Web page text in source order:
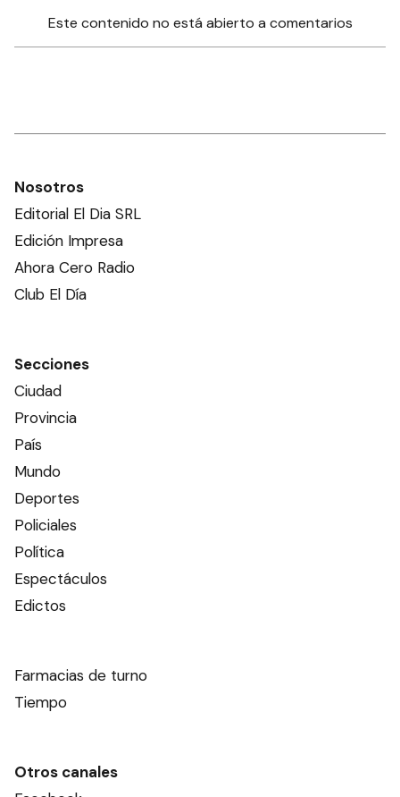
Este contenido no está abierto a comentarios
Nosotros
Editorial El Dia SRL
Edición Impresa
Ahora Cero Radio
Club El Día
Secciones
Ciudad
Provincia
País
Mundo
Deportes
Policiales
Política
Espectáculos
Edictos
Farmacias de turno
Tiempo
Otros canales